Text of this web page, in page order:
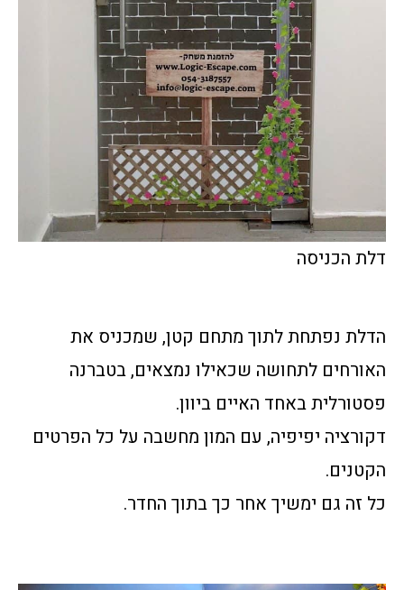
דלת הכניסה
הדלת נפתחת לתוך מתחם קטן, שמכניס את
האורחים לתחושה שכאילו נמצאים, בטברנה
פסטורלית באחד האיים ביוון.
דקורציה יפיפיה, עם המון מחשבה על כל הפרטים
הקטנים.
כל זה גם ימשיך אחר כך בתוך החדר.